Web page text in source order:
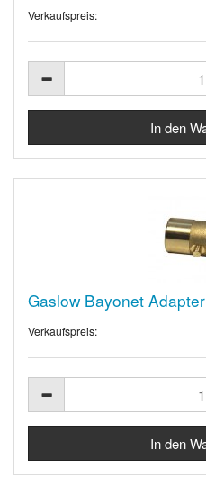
Verkaufspreis:
Gaslow Bayonet Adapter
Verkaufspreis: